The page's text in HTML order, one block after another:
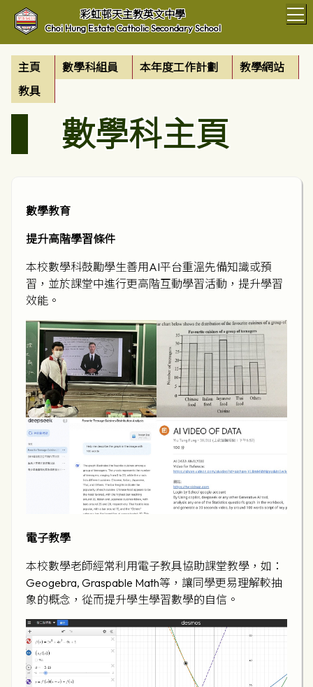
彩虹邨天主教英文中學
Choi Hung Estate Catholic Secondary School
主頁 數學科組員 本年度工作計劃
教學網站
教具
數學科主頁
數學教育
提升高階學習條件
本校數學科鼓勵學生善用AI平台重溫先備知識或預
習，並於課堂中進行更高階互動學習活動，提升學習
效能。
電子教學
本校數學老師經常利用電子教具協助課堂教學，如：
Geogebra, Graspable Math等，讓同學更易理解較抽
象的概念，從而提升學生學習數學的自信。